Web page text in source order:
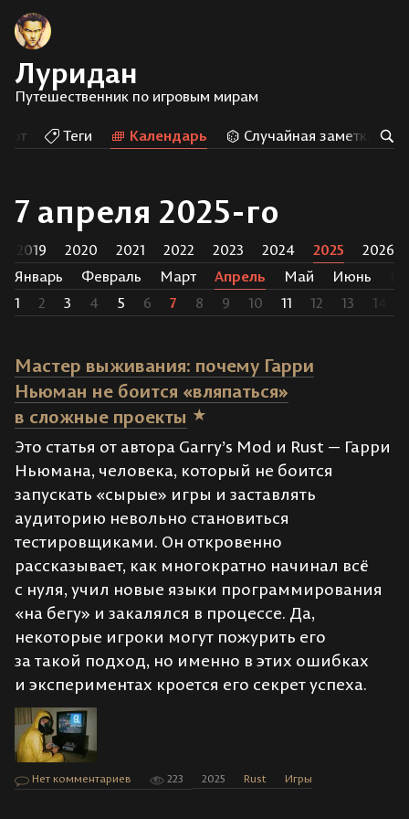
Луридан
Путешественник по игровым мирам
Арт Теги Календарь Случайная заметка
7 апреля 2025-го
2019 2020 2021 2022 2023 2024 2025
2026
Январь
Февраль Март Апрель Май Июнь
1
2 3 4 5 6 7 8 9 10 11 12 13 14
Мастер выживания: почему Гарри
Ньюман не боится «вляпаться»
в сложные проекты
Это статья от автора Garry’s Mod и Rust — Гарри
Ньюмана, человека, который не боится
запускать «сырые» игры и заставлять
аудиторию невольно становиться
тестировщиками. Он откровенно
рассказывает, как многократно начинал всё
с нуля, учил новые языки программирования
«на бегу» и закалялся в процессе. Да,
некоторые игроки могут пожурить его
за такой подход, но именно в этих ошибках
и экспериментах кроется его секрет успеха.
Нет комментариев 223 2025 Rust Игры